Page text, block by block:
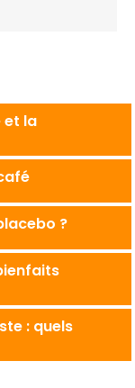
et la
?
: quels